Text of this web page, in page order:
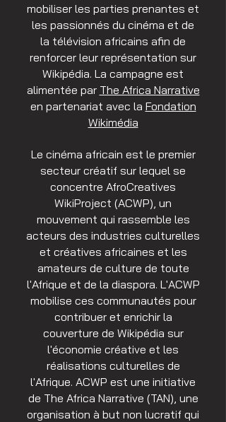
mobiliser les parties prenantes et
les passionnés du cinéma et de
la télévision africains afin de
renforcer leur représentation sur
Wikipédia. La campagne est
alimentée par The Africa Narrative
en partenariat avec la Fondation
Wikimédia
Le cinéma africain est le premier
secteur créatif sur lequel se
concentre AfroCreatives
WikiProject (ACWP), un
mouvement qui rassemble les
acteurs des industries culturelles
et créatives africaines et les
amateurs de culture de toute
l'Afrique et de la diaspora. L'ACWP
mobilise ces communautés pour
contribuer et enrichir la
couverture de Wikipédia sur
l'économie créative et les
réalisations culturelles de
l'Afrique. ACWP est une initiative
de The Africa Narrative (TAN), une
organisation à but non lucratif qui